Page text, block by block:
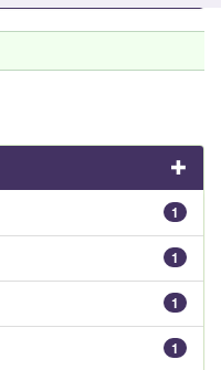
1
1
1
1